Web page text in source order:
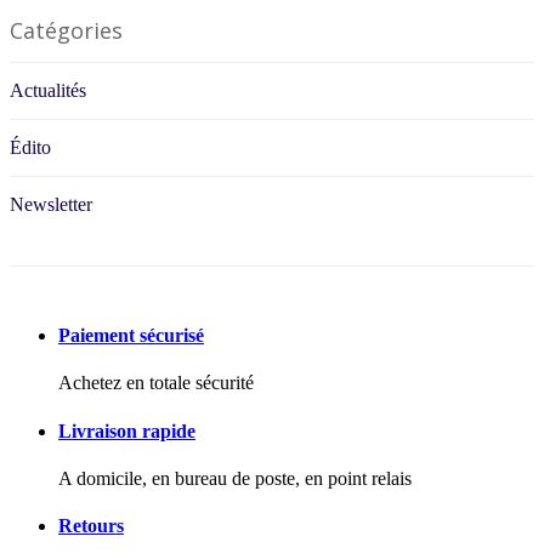
Catégories
Actualités
Édito
Newsletter
Paiement sécurisé
Achetez en totale sécurité
Livraison rapide
A domicile, en bureau de poste, en point relais
Retours